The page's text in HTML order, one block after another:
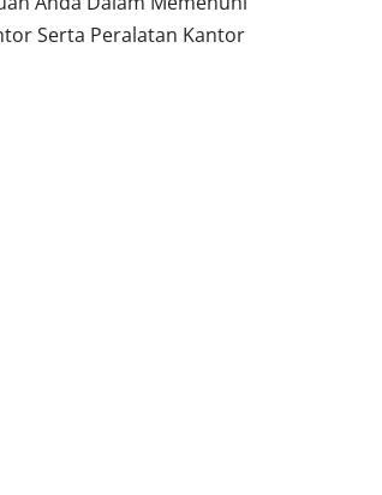
Serta Peralatan Kantor